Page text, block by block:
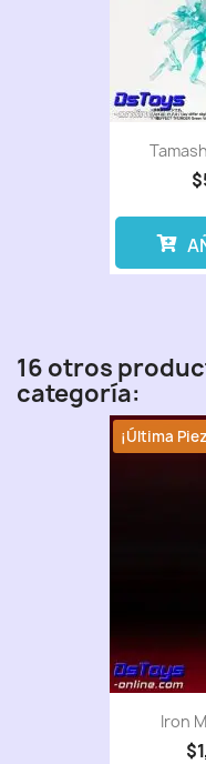
16 otros
categoría:
Iron
¡Última